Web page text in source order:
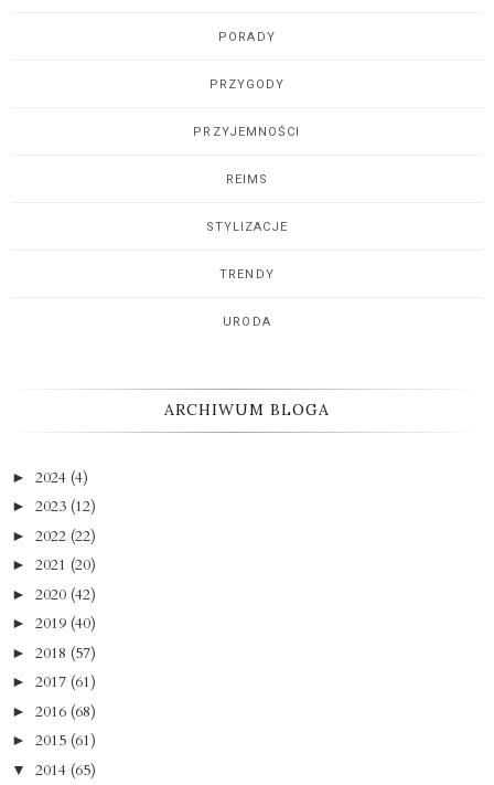
PORADY
PRZYGODY
PRZYJEMNOŚCI
REIMS
STYLIZACJE
TRENDY
URODA
ARCHIWUM BLOGA
► 2024 (4)
► 2023 (12)
► 2022 (22)
► 2021 (20)
► 2020 (42)
► 2019 (40)
► 2018 (57)
► 2017 (61)
► 2016 (68)
► 2015 (61)
▼ 2014 (65)